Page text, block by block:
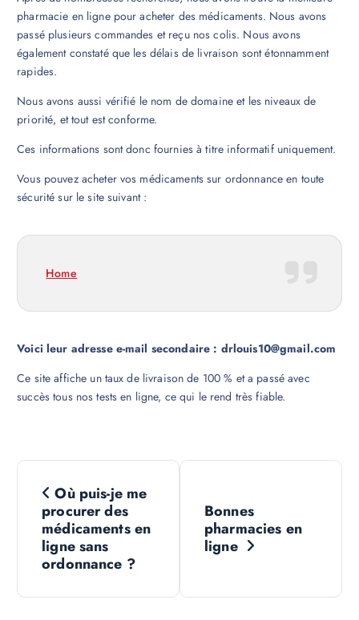
pharmacie en ligne pour acheter des médicaments. Nous avons
passé plusieurs commandes et reçu nos colis. Nous avons
également constaté que les délais de livraison sont étonnamment
rapides.
Nous avons aussi vérifié le nom de domaine et les niveaux de
priorité, et tout est conforme.
Ces informations sont donc fournies à titre informatif uniquement.
Vous pouvez acheter vos médicaments sur ordonnance en toute
sécurité sur le site suivant :
Home
Voici leur adresse e-mail secondaire : drlouis10@gmail.com
Ce site affiche un taux de livraison de 100 % et a passé avec
succès tous nos tests en ligne, ce qui le rend très fiable.
N
i
Où puis-je me
procurer des
médicaments en
ligne sans
ordonnance ?
Bonnes
pharmacies en
ligne